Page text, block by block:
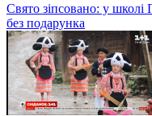
Свято зіпсовано: у
без подарунка